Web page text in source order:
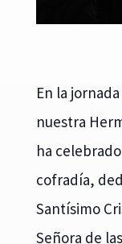
En la
nuestra
ha
cofradía,
Santísimo
Señora de